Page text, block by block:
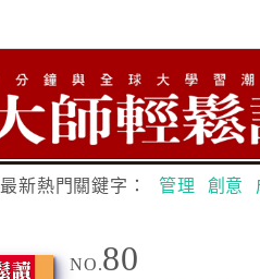
最新熱門關鍵字： 管理 創意
NO.80